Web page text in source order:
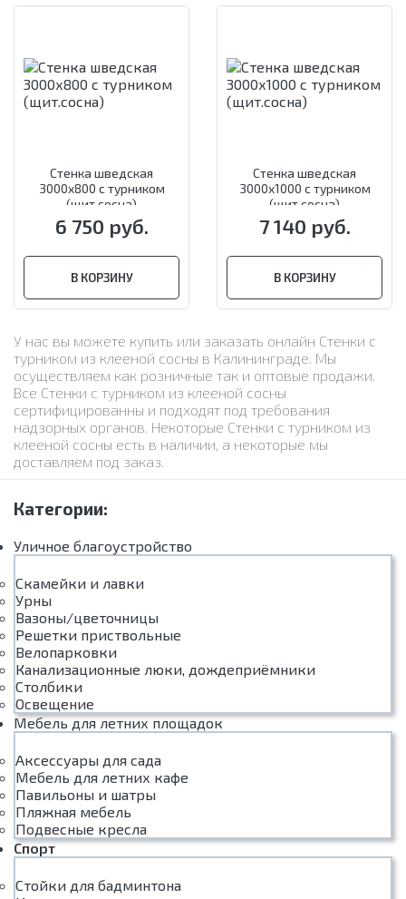
Стенка шведская
3000х800 с турником
(щит.сосна)
6 750 руб.
В КОРЗИНУ
Стенка шведская
3000х1000 с турником
(щит.сосна)
7 140 руб.
В КОРЗИНУ
У нас вы можете купить или заказать онлайн Стенки с
турником из клееной сосны в Калининграде. Мы
осуществляем как розничные так и оптовые продажи.
Все Стенки с турником из клееной сосны
сертифицированны и подходят под требования
надзорных органов. Некоторые Стенки с турником из
клееной сосны есть в наличии, а некоторые мы
доставляем под заказ.
Категории:
Уличное благоустройство
Скамейки и лавки
Урны
Вазоны/цветочницы
Решетки приствольные
Велопарковки
Канализационные люки, дождеприёмники
Столбики
Освещение
Мебель для летних площадок
Аксессуары для сада
Мебель для летних кафе
Павильоны и шатры
Пляжная мебель
Подвесные кресла
Спорт
Стойки для бадминтона